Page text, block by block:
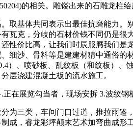
的相关。雕镂出来的石雕龙柱绘
基体共同表示出最佳抗磨能力。
瓦克，分歧的石材价钱不同仍是
性价比高，让我们时辰服膺我们
细沙、骨料等是建建材猜中通俗
）、喷砂板、乱纹板（和纹板）
层浇建混凝土板的流水施工。
展览勾当者，现场安拆 3.波纹钢
三类，车间门口过道，推拉雨篷，
成，睿龙彩坪颠末艺术加弯曲成形